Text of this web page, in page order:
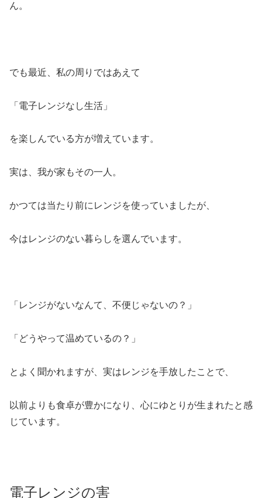
ん。
でも最近、私の周りではあえて
「電子レンジなし生活」
を楽しんでいる方が増えています。
実は、我が家もその一人。
かつては当たり前にレンジを使っていましたが、
今はレンジのない暮らしを選んでいます。
「レンジがないなんて、不便じゃないの？」
「どうやって温めているの？」
とよく聞かれますが、実はレンジを手放したことで、
以前よりも食卓が豊かになり、心にゆとりが生まれたと感
じています。
電子レンジの害